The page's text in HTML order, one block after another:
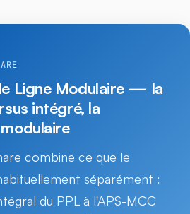
Ligne Modulaire — la
intégré, la
combine ce que le
séparément :
du PPL à l'APS-MCC